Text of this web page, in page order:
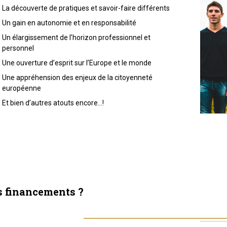
La découverte de pratiques et savoir-faire différents
Un gain en autonomie et en responsabilité
Un élargissement de l’horizon professionnel et
personnel
Une ouverture d’esprit sur l’Europe et le monde
Une appréhension des enjeux de la citoyenneté
européenne
Et bien d’autres atouts encore…!
financements ?